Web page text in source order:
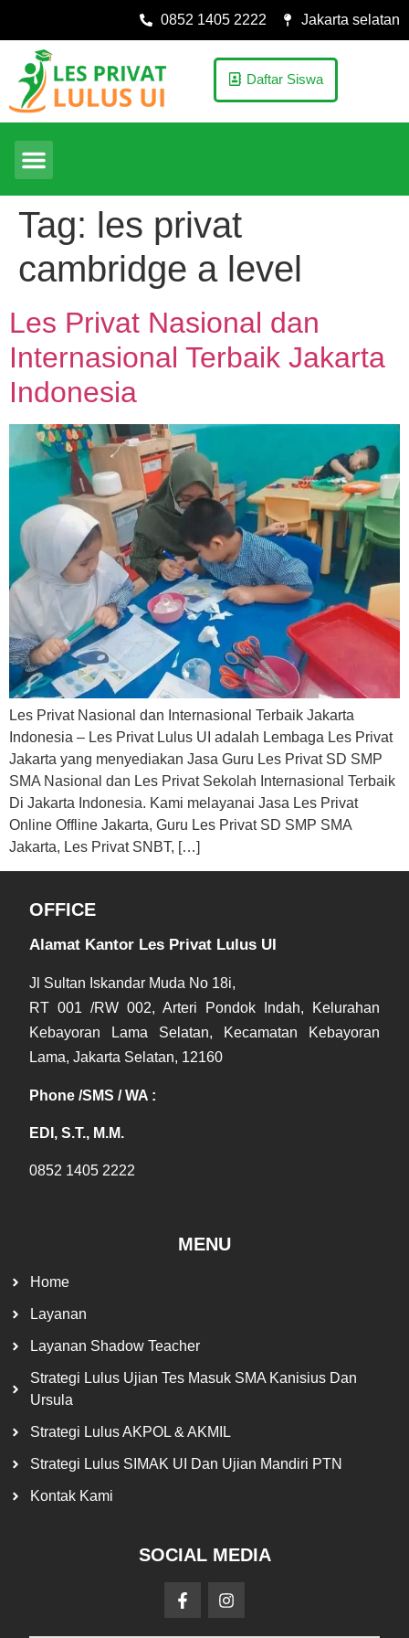
0852 1405 2222 Jakarta selatan
Daftar Siswa
Tag: les privat
cambridge a level
Les Privat Nasional dan
Internasional Terbaik Jakarta
Indonesia
Les Privat Nasional dan Internasional Terbaik Jakarta
Indonesia – Les Privat Lulus UI adalah Lembaga Les Privat
Jakarta yang menyediakan Jasa Guru Les Privat SD SMP
SMA Nasional dan Les Privat Sekolah Internasional Terbaik
Di Jakarta Indonesia. Kami melayanai Jasa Les Privat
Online Offline Jakarta, Guru Les Privat SD SMP SMA
Jakarta, Les Privat SNBT, […]
OFFICE
Alamat Kantor Les Privat Lulus UI
Jl Sultan Iskandar Muda No 18i,
RT 001 /RW 002, Arteri Pondok Indah, Kelurahan
Kebayoran Lama Selatan, Kecamatan Kebayoran
Lama, Jakarta Selatan, 12160
Phone /SMS / WA :
EDI, S.T., M.M.
0852 1405 2222
MENU
Home
Layanan
Layanan Shadow Teacher
Strategi Lulus Ujian Tes Masuk SMA Kanisius Dan
Ursula
Strategi Lulus AKPOL & AKMIL
Strategi Lulus SIMAK UI Dan Ujian Mandiri PTN
Kontak Kami
SOCIAL MEDIA